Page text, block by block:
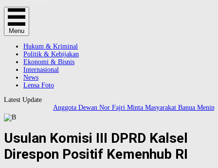
Menu
Hukum & Kriminal
Politik & Kebijakan
Ekonomi & Bisnis
Internasional
News
Lensa Foto
Latest Update
Anggota Dewan Nor Fajri Minta Masyarakat Banua
Usulan Komisi III DPRD Kalsel
Direspon Positif Kemenhub RI